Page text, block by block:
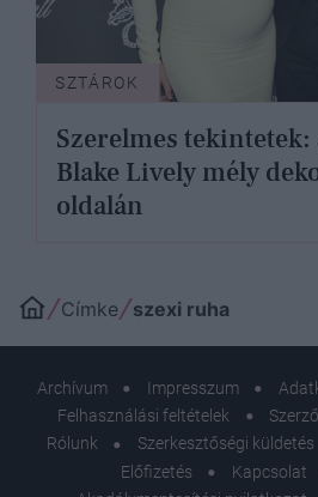
SZTÁROK
Szerelmes tekintetek:
Blake Lively mély
oldalán
Címke szexi ruha
Archívum Impresszum
Felhasználási feltételek
Rólunk
Szerkesztőségi küldetés
Előfizetés
Kapcsolat